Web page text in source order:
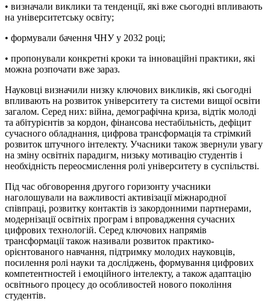
• визначали виклики та тенденції, які вже сьогодні впливають
на університетську освіту;
• формували бачення ЧНУ у 2032 році;
• пропонували конкретні кроки та інноваційні практики, які
можна розпочати вже зараз.
Науковці визначили низку ключових викликів, які сьогодні
впливають на розвиток університету та системи вищої освіти
загалом. Серед них: війна, демографічна криза, відтік молоді
та абітурієнтів за кордон, фінансова нестабільність, дефіцит
сучасного обладнання, цифрова трансформація та стрімкий
розвиток штучного інтелекту. Учасники також звернули увагу
на зміну освітніх парадигм, низьку мотивацію студентів і
необхідність переосмислення ролі університету в суспільстві.
Під час обговорення другого горизонту учасники
наголошували на важливості активізації міжнародної
співпраці, розвитку контактів із закордонними партнерами,
модернізації освітніх програм і впровадження сучасних
цифрових технологій. Серед ключових напрямів
трансформації також називали розвиток практико-
орієнтованого навчання, підтримку молодих науковців,
посилення ролі науки та досліджень, формування цифрових
компетентностей і емоційного інтелекту, а також адаптацію
освітнього процесу до особливостей нового покоління
студентів.